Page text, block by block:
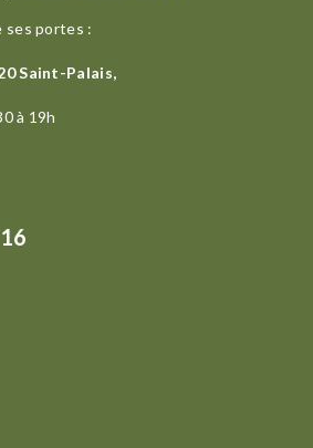
ses portes :
Saint-Palais,
à 19h